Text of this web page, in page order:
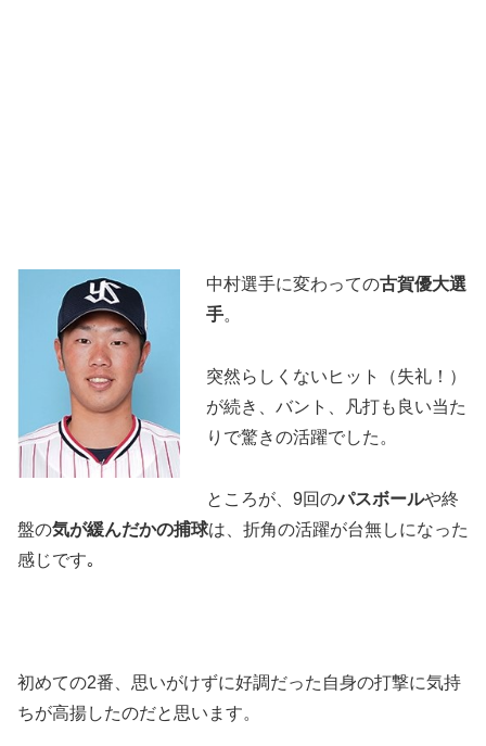
中村選手に変わっての古賀優大選
手。
突然らしくないヒット（失礼！）
が続き、バント、凡打も良い当た
りで驚きの活躍でした。
ところが、9回のパスボールや終
盤の気が緩んだかの捕球は、折角の活躍が台無しになった
感じです｡
初めての2番、思いがけずに好調だった自身の打撃に気持
ちが高揚したのだと思います。